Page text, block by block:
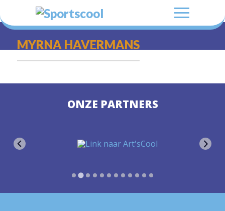
MYRNA HAVERMANS
ONZE PARTNERS